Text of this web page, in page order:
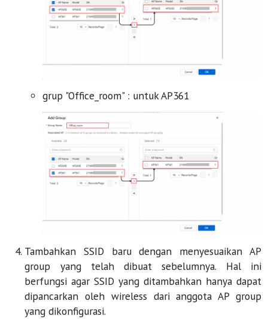
grup "Office_room" : untuk AP361
Tambahkan SSID baru dengan menyesuaikan AP
group yang telah dibuat sebelumnya. Hal ini
berfungsi agar SSID yang ditambahkan hanya dapat
dipancarkan oleh wireless dari anggota AP group
yang dikonfigurasi.